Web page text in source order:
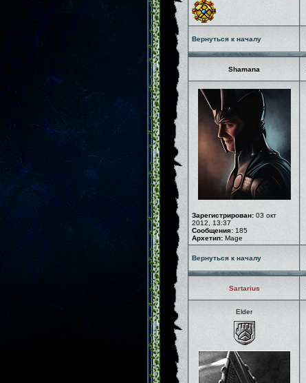
Вернуться к началу
Shamana
Зарегистрирован: 03 окт
2012, 13:37
Сообщения: 185
Архетип: Mage
Вернуться к началу
Sartarius
Elder